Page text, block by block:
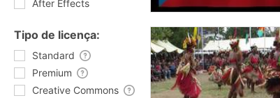
After Effects
Tipo de licença:
Standard
Premium
Creative Commons